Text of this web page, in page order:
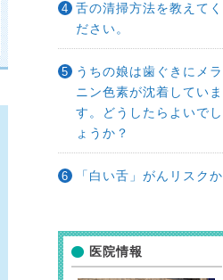
舌の清掃方法を教えてく
ださい。
うちの娘は歯ぐきにメラ
ニン色素が沈着していま
す。どうしたらよいでし
ょうか？
「白い舌」がんリスクか
医院情報